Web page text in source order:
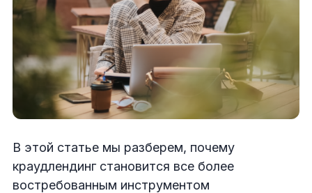
В этой статье мы разберем, почему
краудлендинг становится все более
востребованным инструментом